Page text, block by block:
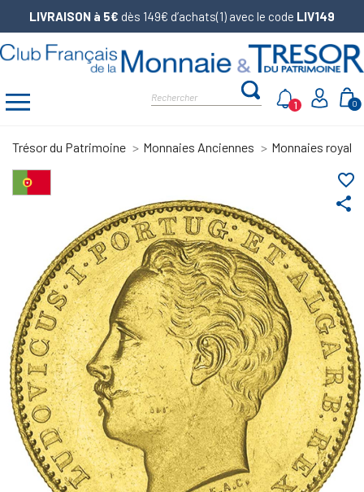
LIVRAISON à 5€ dès 149€ d’achats(1) avec le code LIV149
0
1
Trésor du Patrimoine Monnaies Anciennes Monnaies royales
share
favorite_border